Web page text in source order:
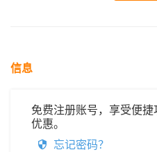
信息
免费注册账号，享受便
优惠。
忘记密码？